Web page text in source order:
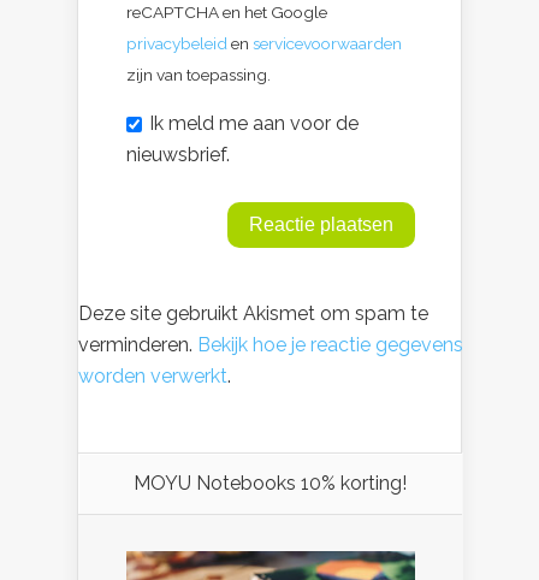
reCAPTCHA en het Google
privacybeleid en servicevoorwaarden
zijn van toepassing.
Ik meld me aan voor de
nieuwsbrief.
Deze site gebruikt Akismet om spam te
verminderen. Bekijk hoe je reactie gegevens
worden verwerkt.
MOYU Notebooks 10% korting!